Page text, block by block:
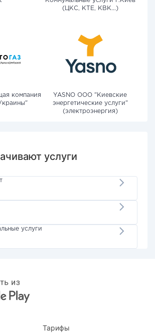
(ЦКС, КТЕ, КВК...)
компания
YASNO OOO "Киевские
энергетические услуги"
(электроэнергия)
услуги
услуги
Тарифы